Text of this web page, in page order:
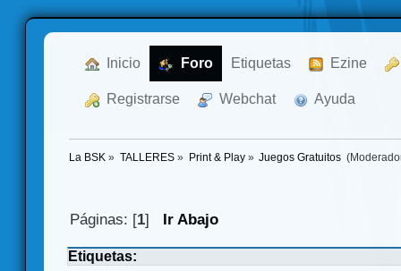
Inicio Foro Etiquetas Ezine
Registrarse Webchat Ayuda
La BSK » TALLERES» Print & Play» Juegos Gratuitos
Páginas: [1] Ir Abajo
Etiquetas: